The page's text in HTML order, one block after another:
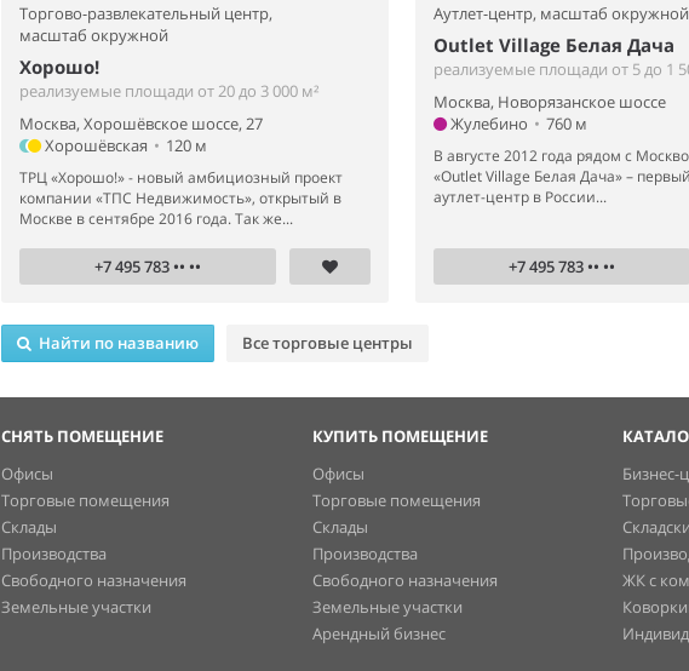
Торгово-развлекательный центр,
масштаб окружной
Хорошо!
реализуемые площади от 20 до 3 000 м²
Москва, Хорошёвское шоссе, 27
Хорошёвская • 120 м
ТРЦ «Хорошо!» - новый амбициозный проект
компании «ТПС Недвижимость», открытый в
Москве в сентябре 2016 года. Так же...
+7 495 783 •• ••
Аутлет-центр, масштаб окружной
Outlet Village Белая Дача
реализуемые площади от 5 до 1
Москва, Новорязанское шоссе
Жулебино • 760 м
В августе 2012 года рядом с
«Outlet Village Белая Дача» –
аутлет-центр в России...
+7 495 783 •• ••
Найти по названию Все торговые центры
СНЯТЬ ПОМЕЩЕНИЕ
Офисы
Торговые помещения
Склады
Производства
Свободного назначения
Земельные участки
КУПИТЬ ПОМЕЩЕНИЕ
Офисы
Торговые помещения
Склады
Производства
Свободного назначения
Земельные участки
Арендный бизнес
Бизнес-
ЖК с